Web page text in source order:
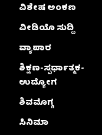
ವಿಶೇಷ ಅಂಕಣ
ವೀಡಿಯೊ ಸುದ್ದಿ
ವ್ಯಾಪಾರ
ಶಿಕ್ಷಣ-ಸ್ಪರ್ಧಾತ್ಮಕ-
ಉದ್ಯೋಗ
ಶಿವಮೊಗ್ಗ
ಸಿನಿಮಾ